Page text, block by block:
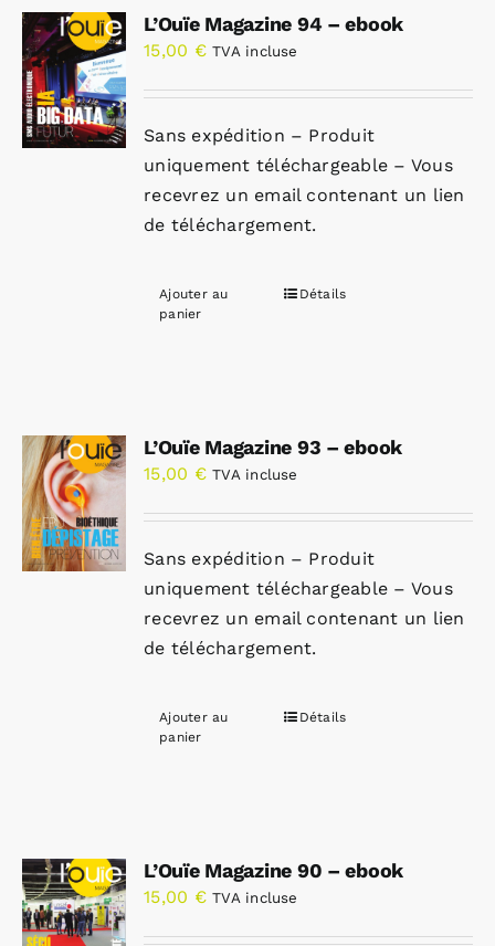
L’Ouïe Magazine 94 – ebook
15,00 € TVA incluse
Sans expédition – Produit
uniquement téléchargeable – Vous
recevrez un email contenant un lien
de téléchargement.
Ajouter au
panier
Détails
L’Ouïe Magazine 93 – ebook
15,00 € TVA incluse
Sans expédition – Produit
uniquement téléchargeable – Vous
recevrez un email contenant un lien
de téléchargement.
Ajouter au
panier
Détails
L’Ouïe Magazine 90 – ebook
15,00 € TVA incluse